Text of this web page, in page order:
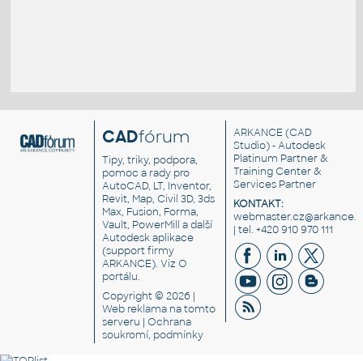
CADfórum
Tipy, triky, podpora,
pomoc a rady pro
AutoCAD, LT, Inventor,
Revit, Map, Civil 3D, 3ds
Max, Fusion, Forma,
Vault, PowerMill a další
Autodesk aplikace
(support firmy
ARKANCE). VizO
portálu.
Copyright © 2026 |
Web reklama na tomto
serveru |Ochrana
soukromí, podmínky
ARKANCE (CAD
Studio) - Autodesk
Platinum Partner &
Training Center &
Services Partner
KONTAKT:
| tel. +420 910 970 111